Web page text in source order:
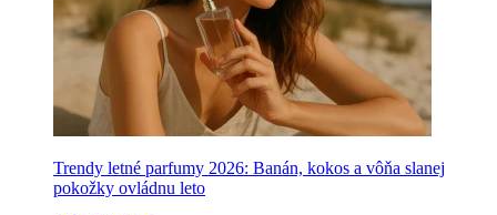
Trendy letné parfumy 2026: Banán, kokos a vôňa slanej
pokožky ovládnu leto